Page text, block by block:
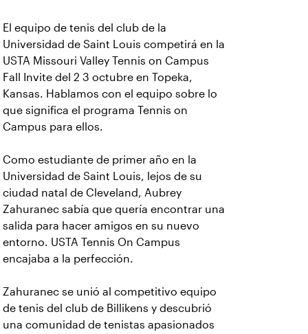
El equipo de tenis del club de la
Universidad de Saint Louis competirá en la
USTA Missouri Valley Tennis on Campus
Fall Invite del 2 3 octubre en Topeka,
Kansas. Hablamos con el equipo sobre lo
que significa el programa Tennis on
Campus para ellos.
Como estudiante de primer año en la
Universidad de Saint Louis, lejos de su
ciudad natal de Cleveland, Aubrey
Zahuranec sabía que quería encontrar una
salida para hacer amigos en su nuevo
entorno. USTA Tennis On Campus
encajaba a la perfección.
Zahuranec se unió al competitivo equipo
de tenis del club de Billikens y descubrió
una comunidad de tenistas apasionados